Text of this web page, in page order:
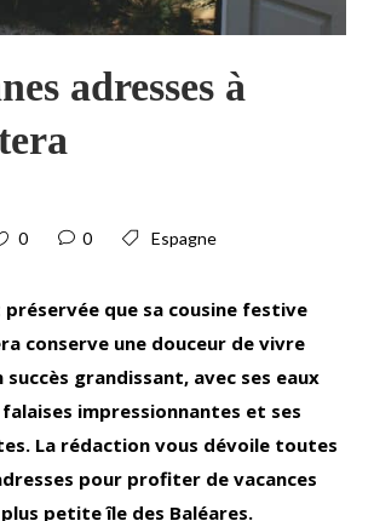
adresses à
0 0 Espagne
préservée que sa cousine festive
conserve une douceur de vivre
grandissant, avec ses eaux
impressionnantes et ses
La rédaction vous dévoile toutes
pour profiter de vacances
petite île des Baléares.